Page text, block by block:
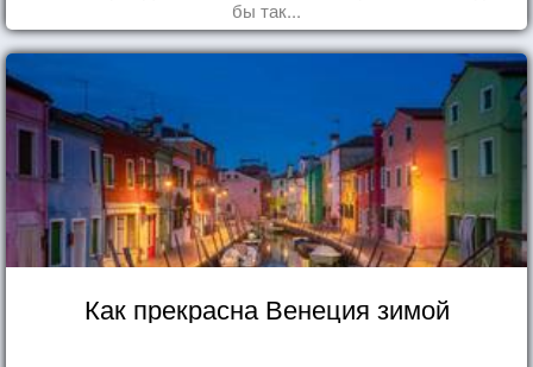
бы так...
Как прекрасна Венеция зимой